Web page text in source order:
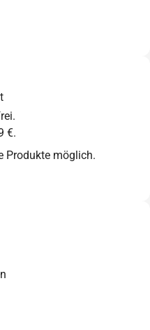
€.
Produkte möglich.